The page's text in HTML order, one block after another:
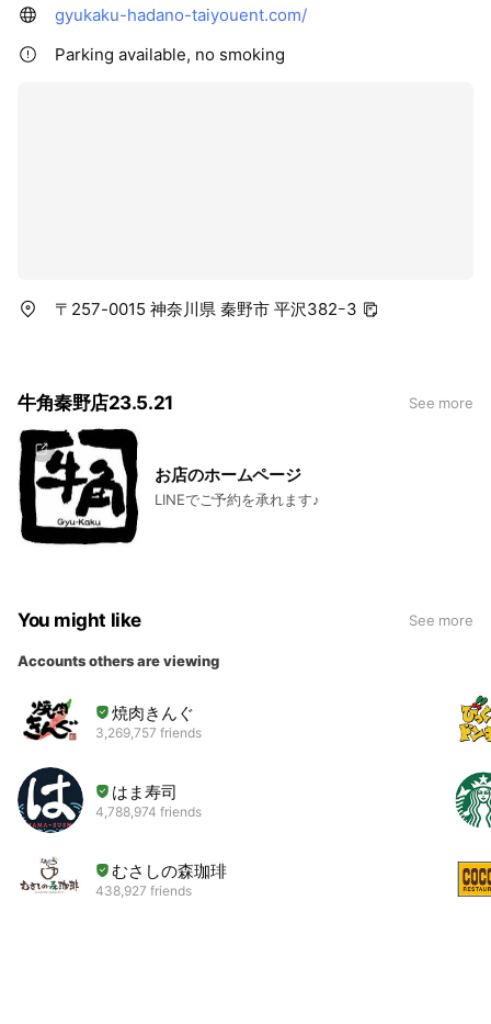
gyukaku-hadano-taiyouent.com/
Parking available, no smoking
〒257-0015 神奈川県 秦野市 平沢382ｰ3
牛角秦野店23.5.21 See more
お店のホームページ
LINEでご予約を承れます♪
You might like See more
Accounts others are viewing
焼肉きんぐ
3,269,757 friends
はま寿司
4,788,974 friends
むさしの森珈琲
438,927 friends